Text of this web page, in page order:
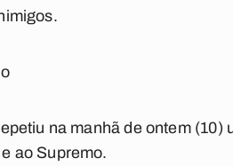
na manhã de ontem
ao Supremo.